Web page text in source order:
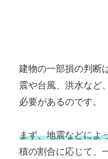
建物の一部損の判断
震や台風、洪水など
必要があるのです。
まず、地震などによ
積の割合に応じて、